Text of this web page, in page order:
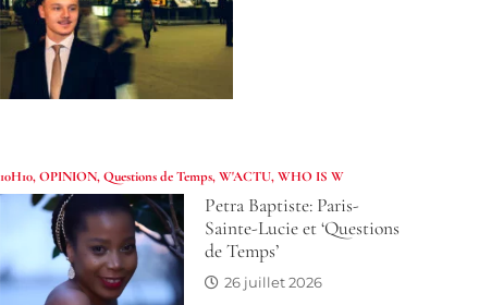
10H10,OPINION,Questions de Temps,W'ACTU,WHO IS W
Petra Baptiste: Paris-
Sainte-Lucie et ‘Questions
de Temps’
26 juillet 2026